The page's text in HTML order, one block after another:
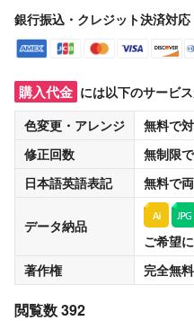
銀行振込・クレジット決済対応
購入代金 には以下のサービ
色変更・アレンジ
無料で
修正回数
無制限
日本語英語表記
無料で
データ納品
ご希望
著作権
完全無
閲覧数 392